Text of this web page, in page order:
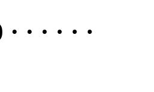
· · · · ·